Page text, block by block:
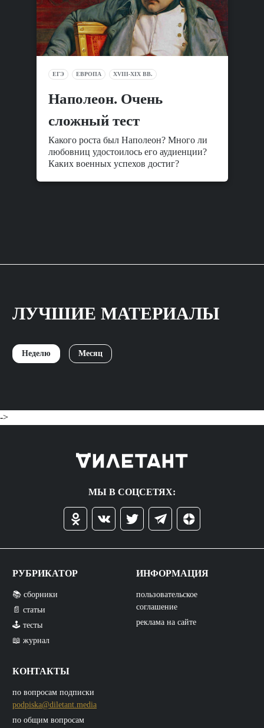
ЕГЭ ЕВРОПА XVIII-XIX ВВ.
Наполеон. Очень
сложный тест
Какого роста был Наполеон? Много ли
любовниц удостоилось его аудиенции?
Каких военных успехов достиг?
ЛУЧШИЕ МАТЕРИАЛЫ
Неделю Месяц
->
МЫ В СОЦСЕТЯХ:
РУБРИКАТОР
📚 сборники
📄 статьи
🕹️ тесты
📖 журнал
КОНТАКТЫ
по вопросам подписки
podpiska@diletant.media
по общим вопросам
ИНФОРМАЦИЯ
пользовательское
соглашение
реклама на сайте